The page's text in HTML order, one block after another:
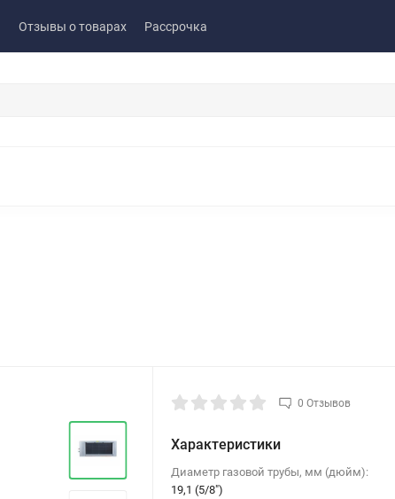
Отзывы о товарах Рассрочка
0 Отзывов
Характеристики
Диаметр газовой трубы, мм (дюйм):
19,1 (5/8")